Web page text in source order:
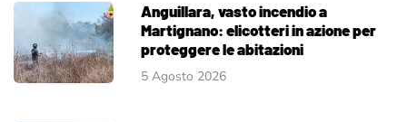
Anguillara, vasto incendio a
Martignano: elicotteri in azione per
proteggere le abitazioni
5 Agosto 2026